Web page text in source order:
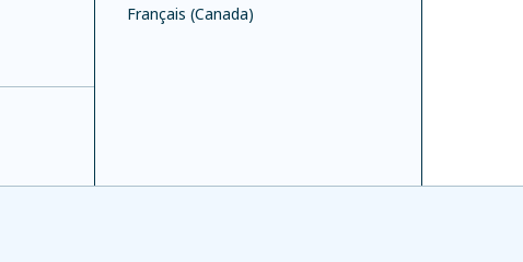
Français (Canada)